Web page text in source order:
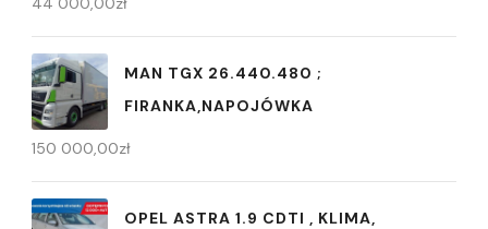
MAN TGX 26.440.480 ;
FIRANKA,NAPOJÓWKA
150 000,00zł
OPEL ASTRA 1.9 CDTI , KLIMA,